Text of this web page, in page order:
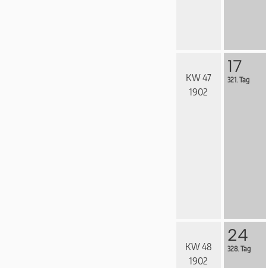
KW 47
1902
17
321. Tag
KW 48
1902
24
328. Tag